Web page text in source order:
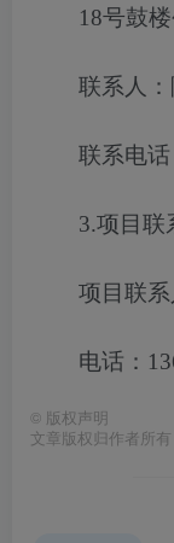
18号鼓
联系人
联系电话
3.项目联
项目联
电话：
© 版权声明
文章版权归作者所有